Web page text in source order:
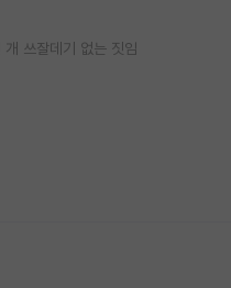
쓰잘데기 없는 짓임